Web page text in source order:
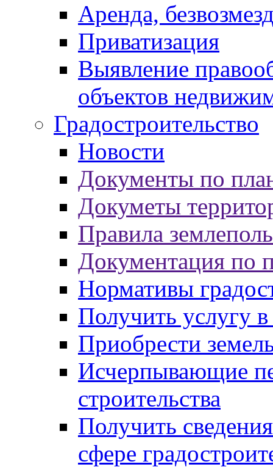
Аренда,
Приватизация
Выявление
объектов
Градостроительство
Новости
Документы по
Докуметы
Правила
Документация по
Нормативы
Получить услугу в
Приобрести
Исчерпывающие
строительства
Получить
сфере